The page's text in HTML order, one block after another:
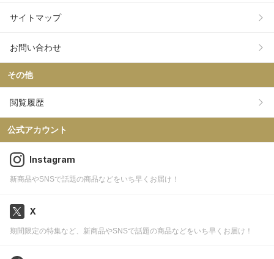
サイトマップ
お問い合わせ
その他
閲覧履歴
公式アカウント
Instagram
新商品やSNSで話題の商品などをいち早くお届け！
X
期間限定の特集など、新商品やSNSで話題の商品などをいち早くお届け！